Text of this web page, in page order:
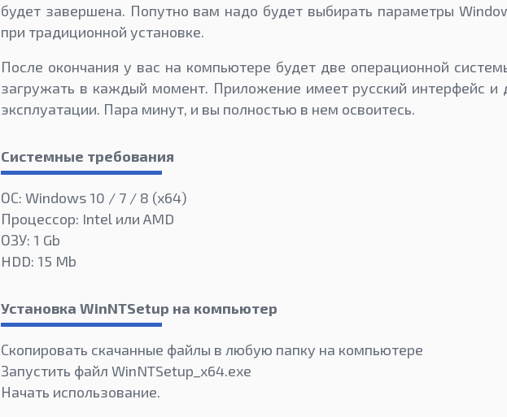
будет завершена. Попутно вам надо будет выбирать параметры
при традиционной установке.
После окончания у вас на компьютере будет две операционной
загружать в каждый момент. Приложение имеет русский интерфейс и
эксплуатации. Пара минут, и вы полностью в нем освоитесь.
Системные требования
ОС: Windows 10 / 7 / 8 (x64)
Процессор: Intel или AMD
ОЗУ: 1 Gb
HDD: 15 Mb
Установка WinNTSetup на компьютер
Скопировать скачанные файлы в любую папку на компьютере
Запустить файл WinNTSetup_x64.exe
Начать использование.